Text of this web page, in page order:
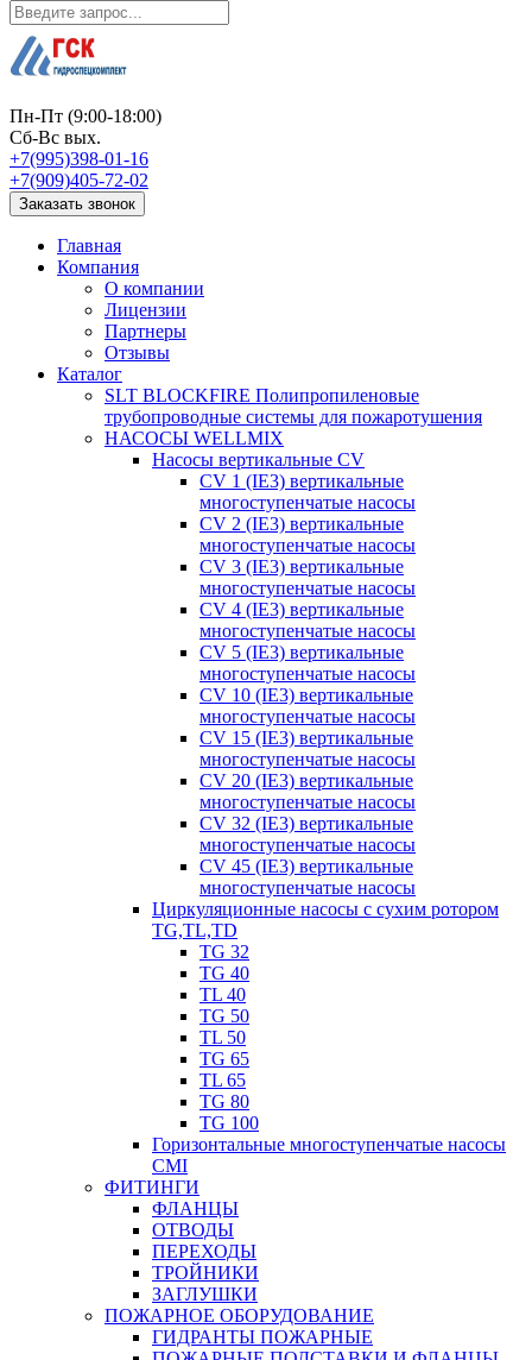
Пн-Пт (9:00-18:00)
Сб-Вс вых.
+7(995)398-01-16
+7(909)405-72-02
Заказать звонок
Главная
Компания
О компании
Лицензии
Партнеры
Отзывы
Каталог
SLT BLOCKFIRE Полипропиленовые
трубопроводные системы для пожаротушения
НАСОСЫ WELLMIX
Насосы вертикальные CV
CV 1 (IE3) вертикальные
многоступенчатые насосы
CV 2 (IE3) вертикальные
многоступенчатые насосы
CV 3 (IE3) вертикальные
многоступенчатые насосы
CV 4 (IE3) вертикальные
многоступенчатые насосы
CV 5 (IE3) вертикальные
многоступенчатые насосы
CV 10 (IE3) вертикальные
многоступенчатые насосы
CV 15 (IE3) вертикальные
многоступенчатые насосы
CV 20 (IE3) вертикальные
многоступенчатые насосы
CV 32 (IE3) вертикальные
многоступенчатые насосы
CV 45 (IE3) вертикальные
многоступенчатые насосы
Циркуляционные насосы с сухим ротором
TG,TL,TD
TG 32
TG 40
TL 40
TG 50
TL 50
TG 65
TL 65
TG 80
TG 100
Горизонтальные многоступенчатые насосы
CMI
ФИТИНГИ
ФЛАНЦЫ
ОТВОДЫ
ПЕРЕХОДЫ
ТРОЙНИКИ
ЗАГЛУШКИ
ПОЖАРНОЕ ОБОРУДОВАНИЕ
ГИДРАНТЫ ПОЖАРНЫЕ